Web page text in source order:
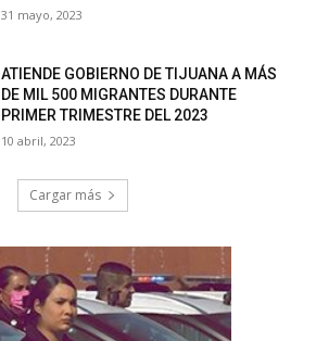
31 mayo, 2023
ATIENDE GOBIERNO DE TIJUANA A MÁS
DE MIL 500 MIGRANTES DURANTE
PRIMER TRIMESTRE DEL 2023
10 abril, 2023
Cargar más